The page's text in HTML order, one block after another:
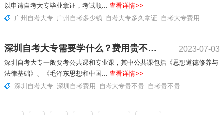
以申请自考大专毕业拿证，考试顺... 查看详情>>
广州自考大专 广州自考多少钱 自考大专多久拿证 自考大专费用
深圳自考大专需要学什么？费用贵不贵？ 2023-07-03
深圳自考大专一般要考公共课和专业课，其中公共课包括《思想道德修养与
法律基础》、《毛泽东思想和中国... 查看详情>>
深圳自考大专 深圳自考费用 自考大专贵不贵 自考贵不贵